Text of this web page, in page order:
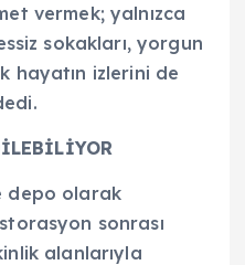
vermek; yalnızca
sokakları, yorgun
hayatın izlerini de
depo olarak
sonrası
alanlarıyla